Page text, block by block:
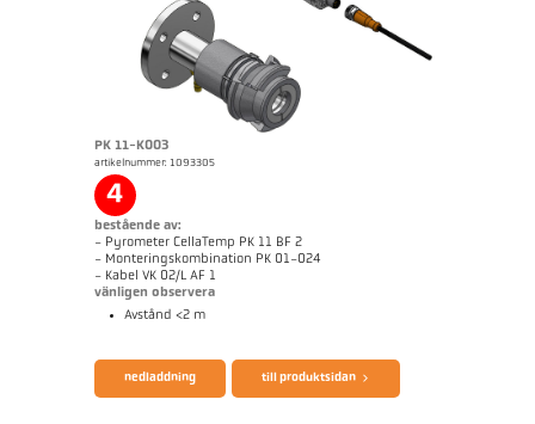
PK 11-K003
artikelnummer: 1093305
4
bestående av:
- Pyrometer CellaTemp PK 11 BF 2
- Monteringskombination PK 01-024
- Kabel VK 02/L AF 1
vänligen observera
Avstånd <2 m
nedladdning till produktsidan